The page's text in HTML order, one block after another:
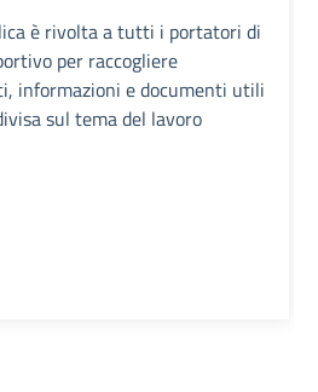
è rivolta a tutti i portatori di
per raccogliere
informazioni e documenti utili
sul tema del lavoro